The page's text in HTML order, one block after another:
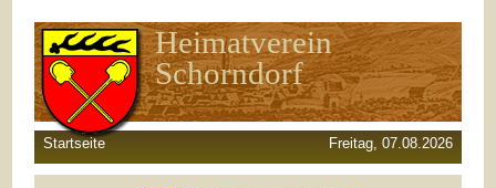
Heimatverein
Schorndorf
Startseite Freitag, 07.08.2026